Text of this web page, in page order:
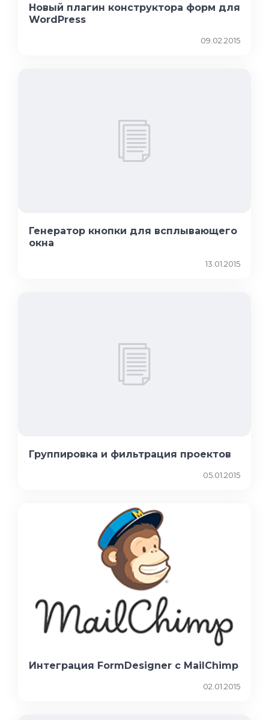
Новый плагин конструктора форм для
WordPress
09.02.2015
Генератор кнопки для всплывающего
окна
13.01.2015
Группировка и фильтрация проектов
05.01.2015
Интеграция FormDesigner с MailChimp
02.01.2015